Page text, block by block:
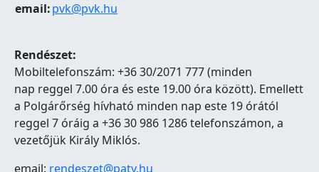
email:pvk@pvk.hu
Rendészet:
Mobiltelefonszám: +36 30/2071 777 (minden
nap reggel 7.00 óra és este 19.00 óra között). Emellett
a Polgárőrség hívható minden nap este 19 órától
reggel 7 óráig a +36 30 986 1286 telefonszámon, a
vezetőjük Király Miklós.
email: rendeszet@paty.hu